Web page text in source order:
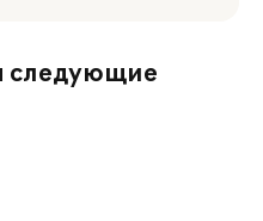
следующие